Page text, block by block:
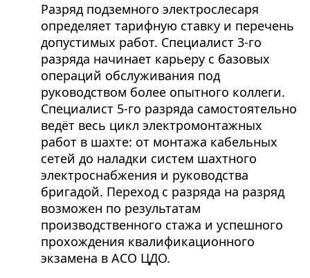
Разряд подземного электрослесаря
определяет тарифную ставку и перечень
допустимых работ. Специалист 3-го
разряда начинает карьеру с базовых
операций обслуживания под
руководством более опытного коллеги.
Специалист 5-го разряда самостоятельно
ведёт весь цикл электромонтажных
работ в шахте: от монтажа кабельных
сетей до наладки систем шахтного
электроснабжения и руководства
бригадой. Переход с разряда на разряд
возможен по результатам
производственного стажа и успешного
прохождения квалификационного
экзамена в АСО ЦДО.